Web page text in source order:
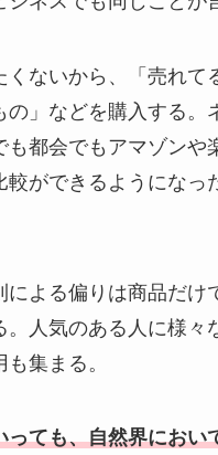
くないから、「売れて
の」などを購入する。
も都会でもアマゾンや
較ができるようになっ
による偏りは商品だけ
。人気のある人に様々
集まる。
っても、自然界におい